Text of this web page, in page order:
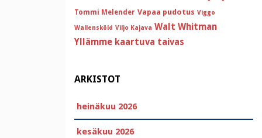
Tommi Melender Vapaa pudotus Viggo
Wallensköld Viljo Kajava Walt Whitman
Yllämme kaartuva taivas
ARKISTOT
heinäkuu 2026
kesäkuu 2026